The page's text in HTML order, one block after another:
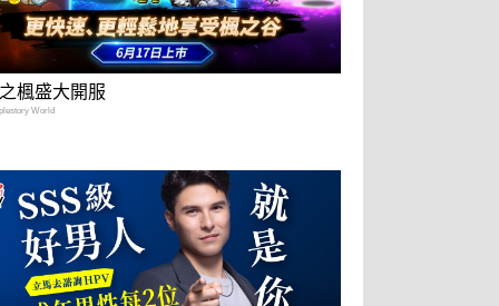
楓盛大開服
World